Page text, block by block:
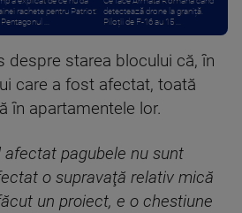
rachete pentru Patriot:
...
detectează drone la graniță.
Piloții de F-16 au 15 ...
despre starea blocului că, în
care a fost afectat, toată
în apartamentele lor.
afectat pagubele nu sunt
o supravaţă relativ mică
un proiect, e o chestiune